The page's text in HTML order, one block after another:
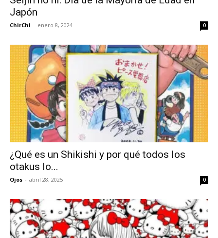
Japón
ChirChi - enero 8, 2024 0
¿Qué es un Shikishi y por qué todos los
otakus lo...
Ojos - abril 28, 2025 0